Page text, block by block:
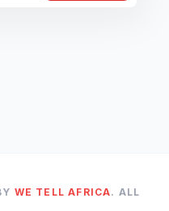
WE TELL AFRICA. ALL